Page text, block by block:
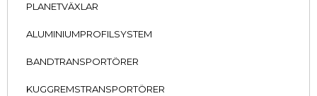
PLANETVÄXLAR
ALUMINIUMPROFILSYSTEM
BANDTRANSPORTÖRER
KUGGREMSTRANSPORTÖRER